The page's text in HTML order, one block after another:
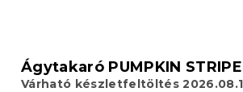
Ágytakaró PUMPKIN
Várható készletfeltöltés